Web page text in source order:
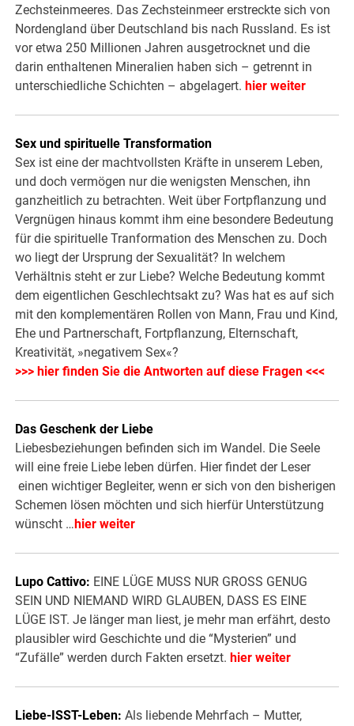
Zechsteinmeeres. Das Zechsteinmeer erstreckte sich von
Nordengland über Deutschland bis nach Russland. Es ist
vor etwa 250 Millionen Jahren ausgetrocknet und die
darin enthaltenen Mineralien haben sich – getrennt in
unterschiedliche Schichten – abgelagert. hier weiter
Sex und spirituelle Transformation
Sex ist eine der machtvollsten Kräfte in unserem Leben,
und doch vermögen nur die wenigsten Menschen, ihn
ganzheitlich zu betrachten. Weit über Fortpflanzung und
Vergnügen hinaus kommt ihm eine besondere Bedeutung
für die spirituelle Tranformation des Menschen zu. Doch
wo liegt der Ursprung der Sexualität? In welchem
Verhältnis steht er zur Liebe? Welche Bedeutung kommt
dem eigentlichen Geschlechtsakt zu? Was hat es auf sich
mit den komplementären Rollen von Mann, Frau und Kind,
Ehe und Partnerschaft, Fortpflanzung, Elternschaft,
Kreativität, »negativem Sex«?
>>> hier finden Sie die Antworten auf diese Fragen <<<
Das Geschenk der Liebe
Liebesbeziehungen befinden sich im Wandel. Die Seele
will eine freie Liebe leben dürfen. Hier findet der Leser
einen wichtiger Begleiter, wenn er sich von den bisherigen
Schemen lösen möchten und sich hierfür Unterstützung
wünscht … hier weiter
Lupo Cattivo: EINE LÜGE MUSS NUR GROSS GENUG
SEIN UND NIEMAND WIRD GLAUBEN, DASS ES EINE
LÜGE IST. Je länger man liest, je mehr man erfährt, desto
plausibler wird Geschichte und die “Mysterien” und
“Zufälle” werden durch Fakten ersetzt. hier weiter
Liebe-ISST-Leben: Als liebende Mehrfach – Mutter,